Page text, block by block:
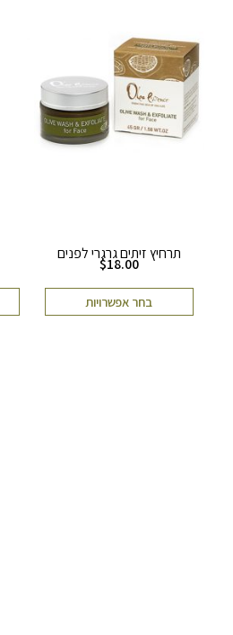
תרחיץ זיתים גרגרי לפנים
$18.00
בחר אפשרויות